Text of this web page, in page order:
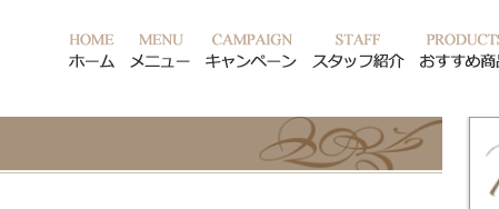
ホーム メニュー キャンペーン スタッフ紹介